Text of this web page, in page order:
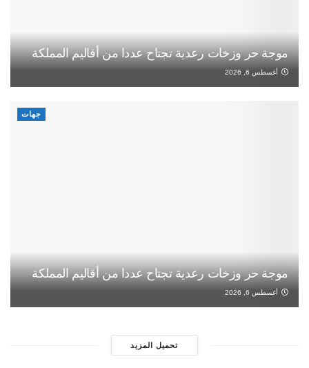
موجة حر وزخات رعدية تجتاح عددا من أقاليم المملكة
أغسطس 6, 2026
جهات
موجة حر وزخات رعدية تجتاح عددا من أقاليم المملكة
أغسطس 6, 2026
تحميل المزيد